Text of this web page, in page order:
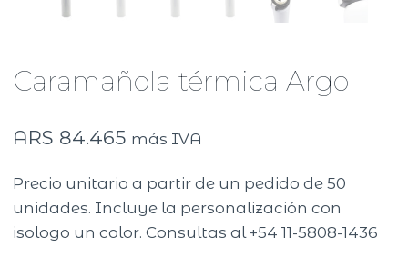
Caramañola térmica Argo
ARS 84.465 más IVA
Precio unitario a partir de un pedido de 50
unidades. Incluye la personalización con
isologo un color. Consultas al +54 11-5808-1436